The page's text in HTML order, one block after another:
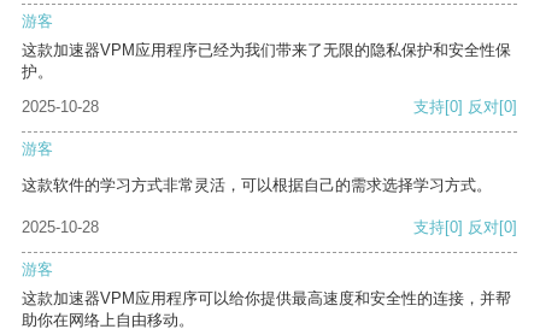
游客
这款加速器VPM应用程序已经为我们带来了无限的隐私保护和安全性保
护。
2025-10-28
支持[0] 反对[0]
游客
这款软件的学习方式非常灵活，可以根据自己的需求选择学习方式。
2025-10-28 支持[0] 反对[0]
游客
这款加速器VPM应用程序可以给你提供最高速度和安全性的连接，并帮
助你在网络上自由移动。